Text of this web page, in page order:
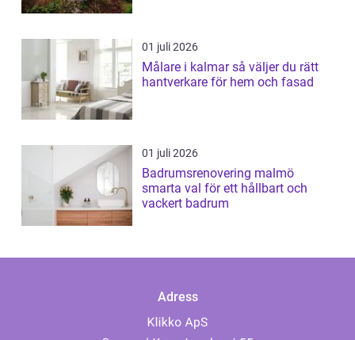
01 juli 2026
Målare i kalmar så väljer du rätt
hantverkare för hem och fasad
01 juli 2026
Badrumsrenovering malmö
smarta val för ett hållbart och
vackert badrum
Adress